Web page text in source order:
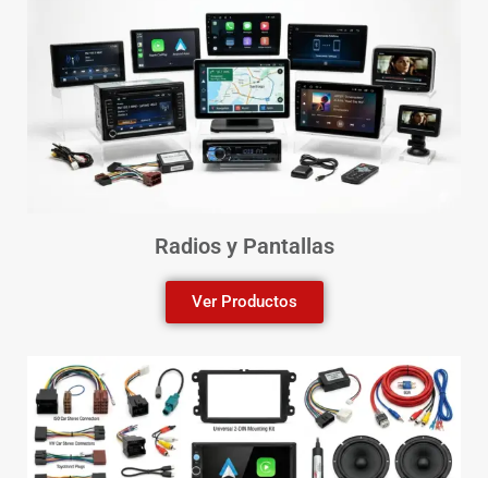
Radios y Pantallas
Ver Productos